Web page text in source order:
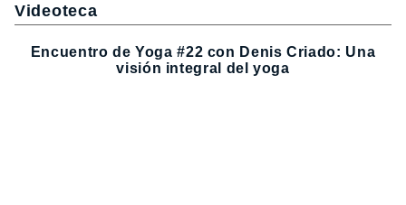
Videoteca
Encuentro de Yoga #22 con Denis Criado: Una
visión integral del yoga